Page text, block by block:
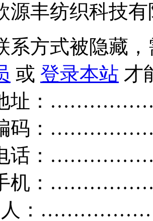
源丰纺织科技
系方式被隐藏
或 登录本站 才
址：
码：
话：
机：
人：